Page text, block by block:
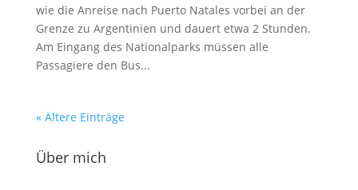
wie die Anreise nach Puerto Natales vorbei an der
Grenze zu Argentinien und dauert etwa 2 Stunden.
Am Eingang des Nationalparks müssen alle
Passagiere den Bus...
« Ältere Einträge
Über mich